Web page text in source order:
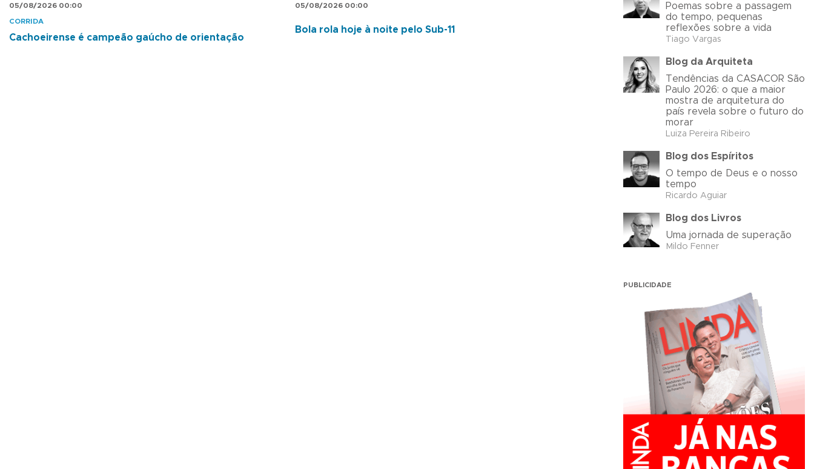
05/08/2026 00:00
CORRIDA
Cachoeirense é campeão gaúcho de orientação
05/08/2026 00:00
Bola rola hoje à noite pelo Sub-11
Poemas sobre a passagem
do tempo, pequenas
reflexões sobre a vida
Tiago Vargas
Blog da Arquiteta
Tendências da CASACOR São
Paulo 2026: o que a maior
mostra de arquitetura do
país revela sobre o futuro do
morar
Luiza Pereira Ribeiro
Blog dos Espíritos
O tempo de Deus e o nosso
tempo
Ricardo Aguiar
Blog dos Livros
Uma jornada de superação
Mildo Fenner
PUBLICIDADE